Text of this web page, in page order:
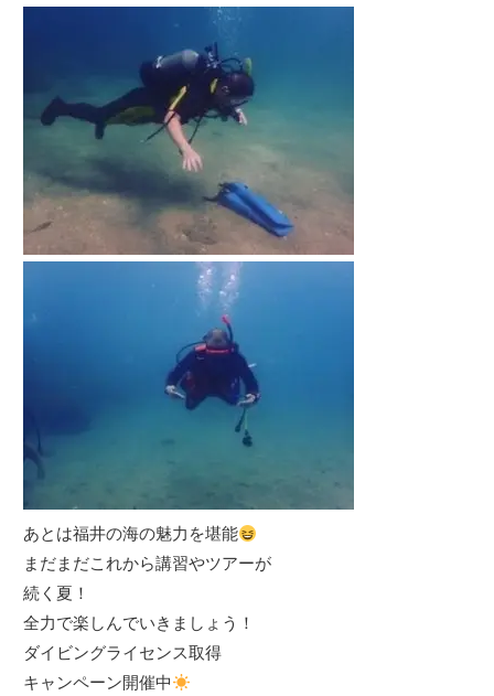
あとは福井の海の魅力を堪能
まだまだこれから講習やツアーが
続く夏！
全力で楽しんでいきましょう！
ダイビングライセンス取得
キャンペーン開催中